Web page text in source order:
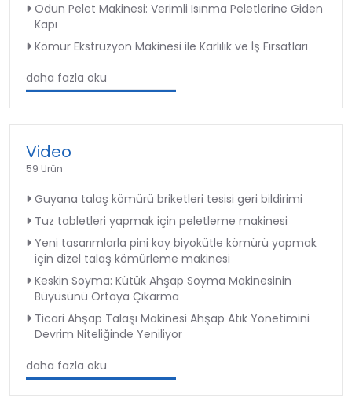
Odun Pelet Makinesi: Verimli Isınma Peletlerine Giden
Kapı
Kömür Ekstrüzyon Makinesi ile Karlılık ve İş Fırsatları
daha fazla oku
Video
59 Ürün
Guyana talaş kömürü briketleri tesisi geri bildirimi
Tuz tabletleri yapmak için peletleme makinesi
Yeni tasarımlarla pini kay biyokütle kömürü yapmak
için dizel talaş kömürleme makinesi
Keskin Soyma: Kütük Ahşap Soyma Makinesinin
Büyüsünü Ortaya Çıkarma
Ticari Ahşap Talaşı Makinesi Ahşap Atık Yönetimini
Devrim Niteliğinde Yeniliyor
daha fazla oku